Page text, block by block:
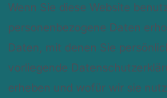
Wenn Sie diese Website
personenbezogene Daten
Daten, mit denen Sie
vorliegende
erheben und wofür wir sie